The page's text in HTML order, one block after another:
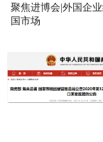
聚焦进博会|外国企
国市场